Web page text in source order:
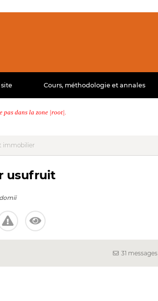
Cours, méthodologie et annales
pas dans la zone |root|.
immobilier
usufruit
domii
31 messages